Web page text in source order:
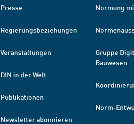
Presse
Regierungsbeziehungen
Veranstaltungen
DIN in der Welt
Publikationen
Newsletter abonnieren
Normung
Gruppe
Bauwesen
Norm-